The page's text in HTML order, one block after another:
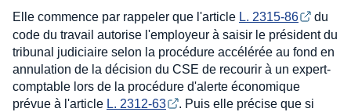
Elle commence par rappeler que l'article L. 2315-86
du
code du travail autorise l'employeur à saisir le président du
tribunal judiciaire selon la procédure accélérée au fond en
annulation de la décision du CSE de recourir à un expert-
comptable lors de la procédure d'alerte économique
prévue à l'article L. 2312-63
. Puis elle précise que si